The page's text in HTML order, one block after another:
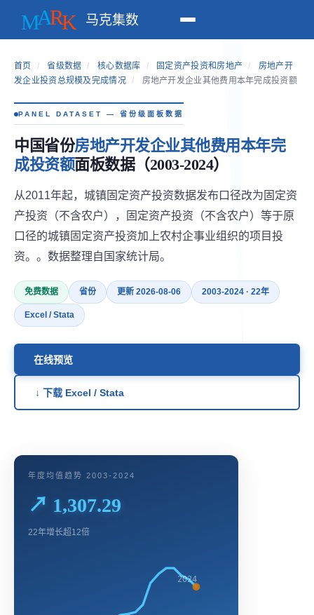
马克集数
首页 / 省级数据 / 核心数据库 / 固定资产投资和房地产 /
房地产开
发企业投资总规模及完成情况 / 房地产开发企业其他费用本年完成投资额
PANEL DATASET — 省份级面板数据
中国省份房地产开发企业其他费用本年完
成投资额面板数据（2003-2024）
从2011年起，城镇固定资产投资数据发布口径改为固定资
产投资（不含农户），固定资产投资（不含农户）等于原
口径的城镇固定资产投资加上农村企事业组织的项目投
资。。数据整理自国家统计局。
免费数据 省份 更新 2026-08-06 2003-2024 · 22年
Excel / Stata
在线预览
↓ 下载 Excel / Stata
年度均值趋势 2003-2024
↗ 1,307.29
22年增长超12倍
2024